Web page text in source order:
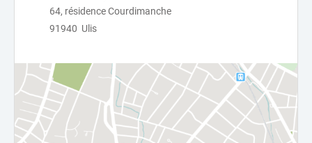
64, résidence Courdimanche
91940 Ulis